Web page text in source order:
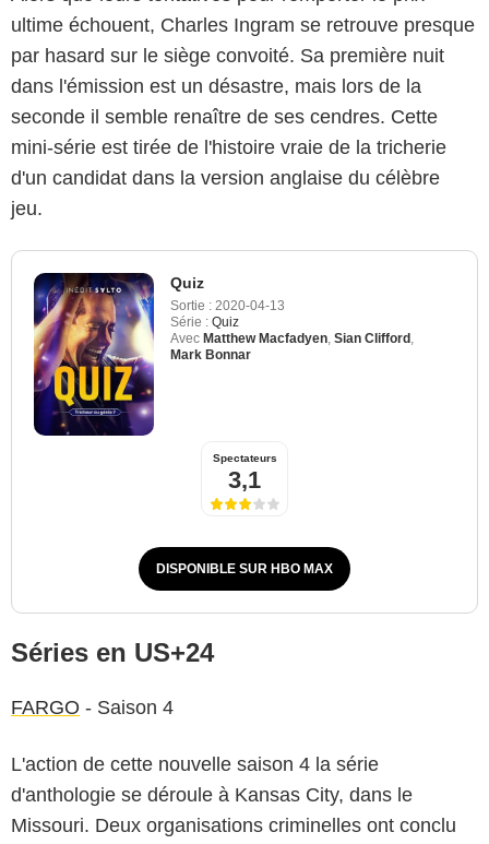
ultime échouent, Charles Ingram se retrouve presque
par hasard sur le siège convoité. Sa première nuit
dans l'émission est un désastre, mais lors de la
seconde il semble renaître de ses cendres. Cette
mini-série est tirée de l'histoire vraie de la tricherie
d'un candidat dans la version anglaise du célèbre
jeu.
Quiz
Sortie : 2020-04-13
Série : Quiz
Avec Matthew Macfadyen, Sian Clifford ,
Mark Bonnar
Spectateurs
3,1
DISPONIBLE SUR HBO MAX
Séries en US+24
FARGO - Saison 4
L'action de cette nouvelle saison 4 la série
d'anthologie se déroule à Kansas City, dans le
Missouri. Deux organisations criminelles ont conclu